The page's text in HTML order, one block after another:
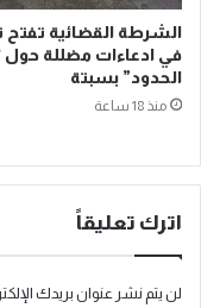
الشرطة القضائية تفتح
في ادعاءات مضللة حول
الحدود” بسبتة
منذ 18 ساعة
اترك تعليقاً
لن يتم نشر عنوان بريدك